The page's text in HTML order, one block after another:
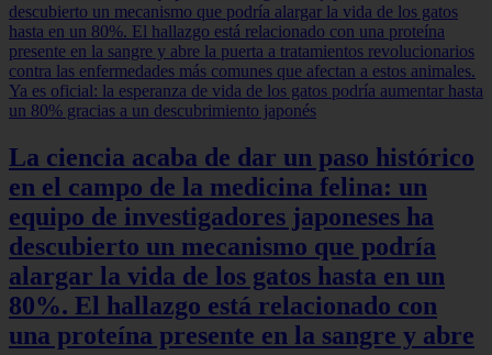
La ciencia acaba de dar un paso histórico
en el campo de la medicina felina: un
equipo de investigadores japoneses ha
descubierto un mecanismo que podría
alargar la vida de los gatos hasta en un
80%. El hallazgo está relacionado con
una proteína presente en la sangre y abre